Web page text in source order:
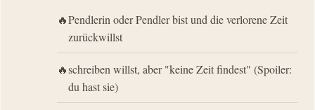
Pendlerin oder Pendler bist und die verlorene Zeit
zurückwillst
schreiben willst, aber "keine Zeit findest" (Spoiler:
du hast sie)